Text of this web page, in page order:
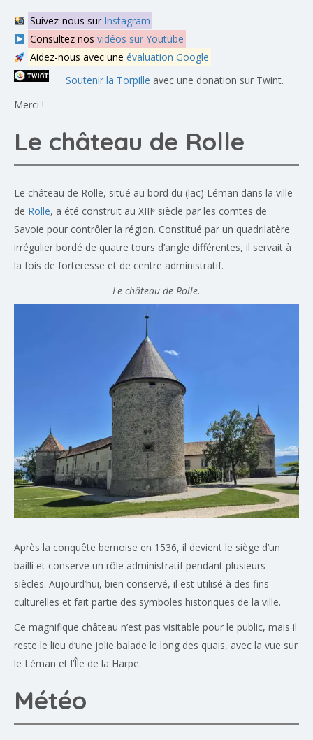
Suivez-nous sur Instagram
Consultez nos vidéos sur Youtube
Aidez-nous avec une évaluation Google
Soutenir la Torpille avec une donation sur Twint.
Merci !
Le château de Rolle
Le château de Rolle, situé au bord du (lac) Léman dans la ville
de Rolle, a été construit au XIIIᵉ siècle par les comtes de
Savoie pour contrôler la région. Constitué par un quadrilatère
irrégulier bordé de quatre tours d’angle différentes, il servait à
la fois de forteresse et de centre administratif.
Le château de Rolle.
Après la conquête bernoise en 1536, il devient le siège d’un
bailli et conserve un rôle administratif pendant plusieurs
siècles. Aujourd’hui, bien conservé, il est utilisé à des fins
culturelles et fait partie des symboles historiques de la ville.
Ce magnifique château n’est pas visitable pour le public, mais il
reste le lieu d’une jolie balade le long des quais, avec la vue sur
le Léman et l’Île de la Harpe.
Météo